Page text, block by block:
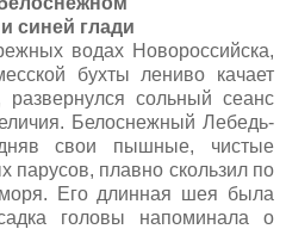
синей глади
водах Новороссийска,
бухты лениво качает
развернулся сольный сеанс
Белоснежный Лебедь-
свои пышные, чистые
парусов, плавно скользил по
моря. Его длинная шея была
головы напоминала о